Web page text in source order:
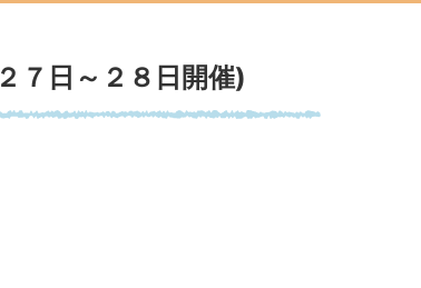
７日～２８日開催)